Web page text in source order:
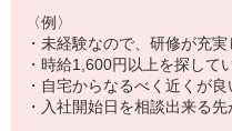
〈例〉
・未経験なので、研修が充
・時給1,600円以上を探して
・自宅からなるべく近くが良
・入社開始日を相談出来る